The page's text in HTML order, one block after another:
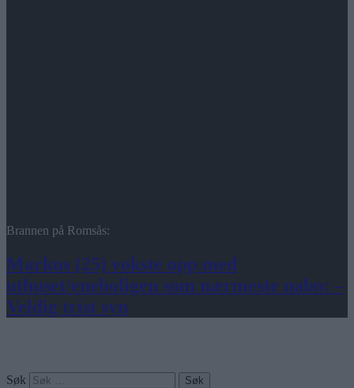
Brannen på Romsås:
Markus (25) vokste opp med
uthuset/eneboligen som nærmeste nabo: –
Veldig trist syn
Søk